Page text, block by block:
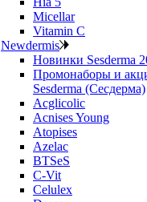
Micellar
Vitamin C
Newdermis
Новинки Sesderma
Промонаборы и
Sesderma (Сесдерма)
Acglicolic
Acnises Young
Atopises
Azelac
BTSeS
C‑Vit
Celulex